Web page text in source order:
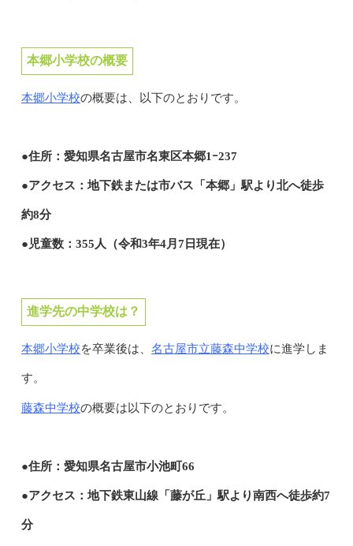
本郷小学校の概要
本郷小学校の概要は、以下のとおりです。
●住所：愛知県名古屋市名東区本郷1ｰ237
●アクセス：地下鉄または市バス「本郷」駅より北へ徒歩
約8分
●児童数：355人（令和3年4月7日現在）
進学先の中学校は？
本郷小学校を卒業後は、 名古屋市立藤森中学校に進学しま
す。
藤森中学校の概要は以下のとおりです。
●住所：愛知県名古屋市小池町66
●アクセス：地下鉄東山線「藤が丘」駅より南西へ徒歩約7
分